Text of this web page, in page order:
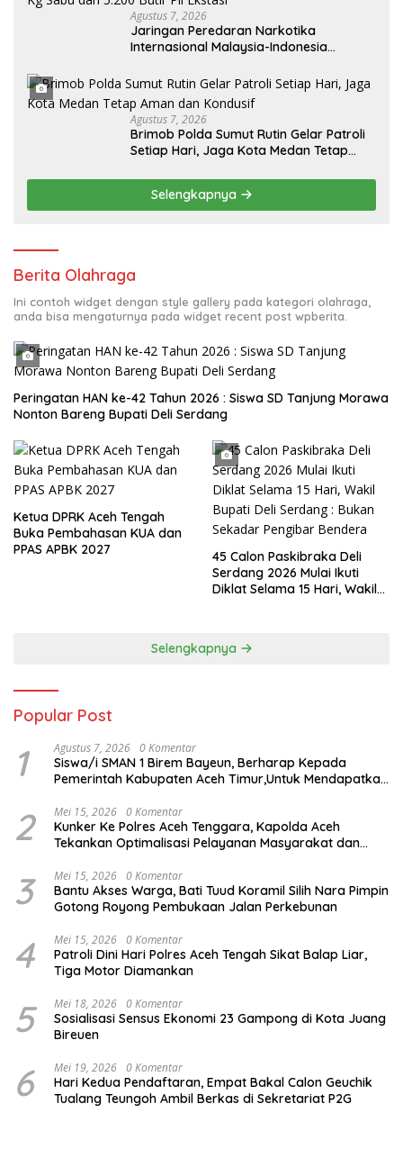
Agustus 7, 2026
Jaringan Peredaran Narkotika
Internasional Malaysia-Indonesia
Polri Sita 80 Kg Sabu dan 5.200 Butir Pil
Ekstasi
Agustus 7, 2026
Brimob Polda Sumut Rutin Gelar Patroli
Setiap Hari, Jaga Kota Medan Tetap
Selengkapnya
Berita Olahraga
Ini contoh widget dengan style gallery pada kategori olahraga,
anda bisa mengaturnya pada widget recent post wpberita.
Peringatan HAN ke-42 Tahun 2026 : Siswa SD Tanjung Morawa
Nonton Bareng Bupati Deli Serdang
Ketua DPRK Aceh Tengah
Buka Pembahasan KUA dan
PPAS APBK 2027
45 Calon Paskibraka Deli
Serdang 2026 Mulai Ikuti
Diklat Selama 15 Hari, Wakil
Selengkapnya
Popular Post
1 Agustus 7, 2026 0 Komentar
Siswa/i SMAN 1 Birem Bayeun, Berharap Kepada
Pemerintah Kabupaten Aceh Timur,Untuk Mendapatkan
2 Mei 15, 2026 0 Komentar
Kunker Ke Polres Aceh Tenggara, Kapolda Aceh
Tekankan Optimalisasi Pelayanan Masyarakat dan
3 Mei 15, 2026 0 Komentar
Bantu Akses Warga, Bati Tuud Koramil Silih Nara Pimpin
Gotong Royong Pembukaan Jalan Perkebunan
4 Mei 15, 2026 0 Komentar
Patroli Dini Hari Polres Aceh Tengah Sikat Balap Liar,
Tiga Motor Diamankan
5 Mei 18, 2026 0 Komentar
Sosialisasi Sensus Ekonomi 23 Gampong di Kota Juang
Bireuen
6 Mei 19, 2026 0 Komentar
Hari Kedua Pendaftaran, Empat Bakal Calon Geuchik
Tualang Teungoh Ambil Berkas di Sekretariat P2G